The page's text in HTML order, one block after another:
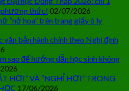
phương thức! 02/07/2026
“nở hoa” trên trang giấy ô ly
văn bản hành chính theo Nghị định
sao để hướng dẫn học sinh không
HƠI” VÀ “NGHỈ HƠI” TRONG
17/06/2026